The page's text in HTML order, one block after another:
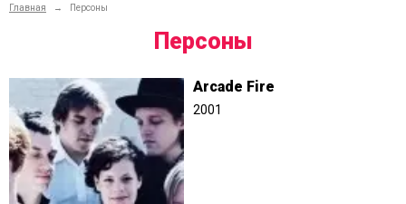
Главная → Персоны
Персоны
Arcade Fire
2001